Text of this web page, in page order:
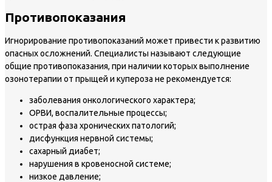
Противопоказания
Игнорирование противопоказаний может привести к развитию
опасных осложнений. Специалисты называют следующие
общие противопоказания, при наличии которых выполнение
озонотерапии от прыщей и купероза не рекомендуется:
заболевания онкологического характера;
ОРВИ, воспалительные процессы;
острая фаза хронических патологий;
дисфункция нервной системы;
сахарный диабет;
нарушения в кровеносной системе;
низкое давление;